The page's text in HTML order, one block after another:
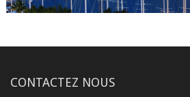
CONTACTEZ NOUS